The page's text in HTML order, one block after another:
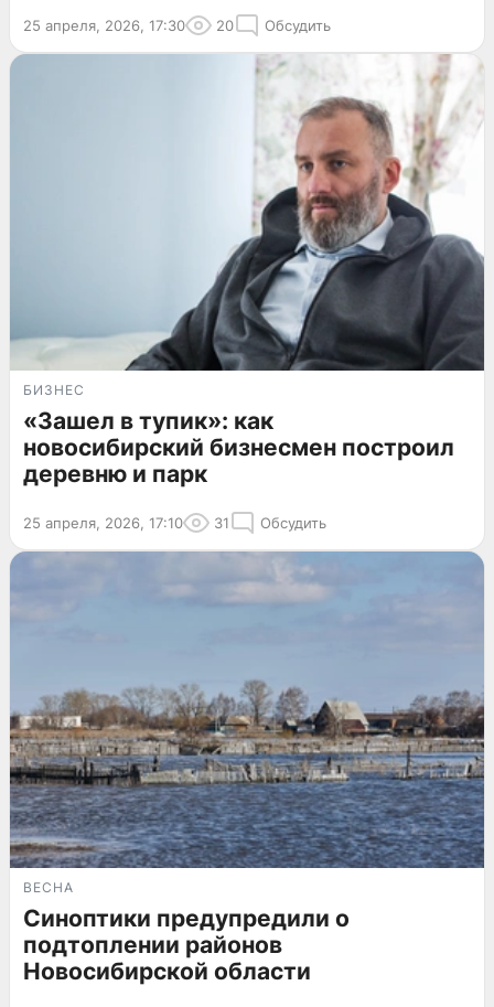
25 апреля, 2026, 17:30 20 Обсудить
БИЗНЕС
«Зашел в тупик»: как
новосибирский бизнесмен построил
деревню и парк
25 апреля, 2026, 17:10 31 Обсудить
ВЕСНА
Синоптики предупредили о
подтоплении районов
Новосибирской области